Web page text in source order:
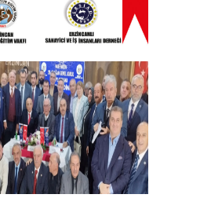
VE TÜM SEHITLERI ANMA
+